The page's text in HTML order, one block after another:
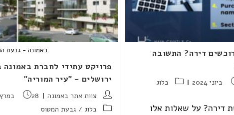
דירה? התשובה
קטגוריה:
בלוג
דירה? על שאלות אלו
באמונה - גבעת
פרויקט עתידי לחברת
ירושלים – "עיר המוריה"
מחבר:צוות אתר באמונה פורסם:
28 במרץ 2024
קטגוריה:
בלוג / גבעת המטוס